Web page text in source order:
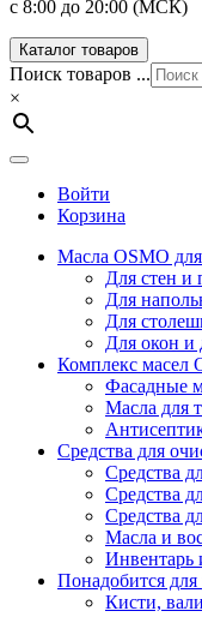
с 8:00 до 20:00 (МСК)
Каталог товаров
Поиск товаров ...
×
Войти
Корзина
Масла OSMO для
Для стен и
Для
Для
Для окон и
Комплекс масел
Фасадные
Масла для
Средства для
Средства
Средства
Средства
Масла и
Инвентарь
Понадобится
Кисти,